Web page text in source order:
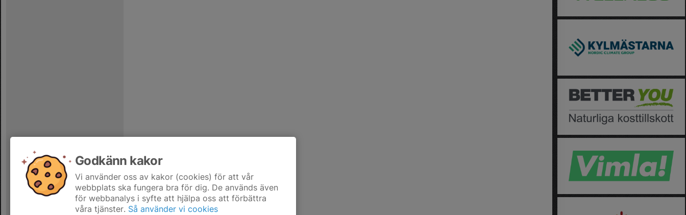
Godkänn kakor
Vi använder oss av kakor (cookies) för att vår
webbplats ska fungera bra för dig. De används även
för webbanalys i syfte att hjälpa oss att förbättra
våra tjänster. Så använder vi cookies